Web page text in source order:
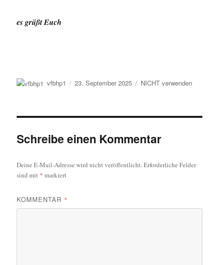
es grüßt Euch
Autor
vfbhp1
Veröffentlicht
23. September 2025 Kategorien
NICHT verwenden
Schreibe einen Kommentar
Deine E-Mail-Adresse wird nicht veröffentlicht.Erforderliche Felder
sind mit * markiert
KOMMENTAR *